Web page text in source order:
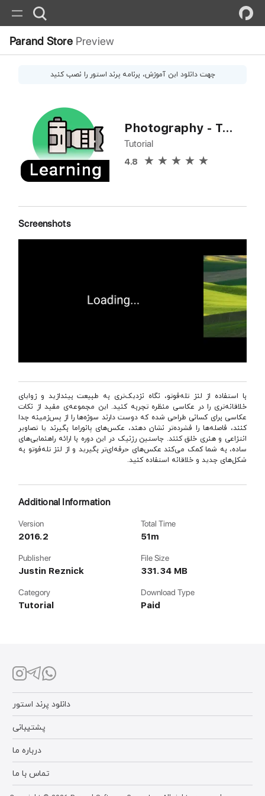
Parand Store Preview
جهت دانلود این آموزش، برنامه پرند استور را نصب کنید
Photography - Telephoto Lenses
Tutorial
4.8
Screenshots
با استفاده از لنز تله‌فوتو، نگاه نزدیک‌تری به طبیعت بیندازید و زوایای
خلاقانه‌تری را در عکاسی منظره تجربه کنید. این مجموعه‌ی مفید از نکات
عکاسی برای کسانی طراحی شده که دوست دارند سوژه‌ها را از پس‌زمینه جدا
کنند، فاصله‌ها را فشرده‌تر نشان دهند، عکس‌های پانوراما بگیرند یا تصاویر
انتزاعی و هنری خلق کنند. جاستین رزنیک در این دوره با ارائه راهنمایی‌های
ساده، به شما کمک می‌کند عکس‌های حرفه‌ای‌تر بگیرید و از لنز تله‌فوتو به
شکل‌های جدید و خلاقانه استفاده کنید.
Additional Information
Version
2016.2
Total Time
51m
Publisher
Justin Reznick
File Size
331.34 MB
Category
Tutorial
Download Type
Paid
تماس با ما
درباره ما
پشتیبانی
دانلود پرند استور